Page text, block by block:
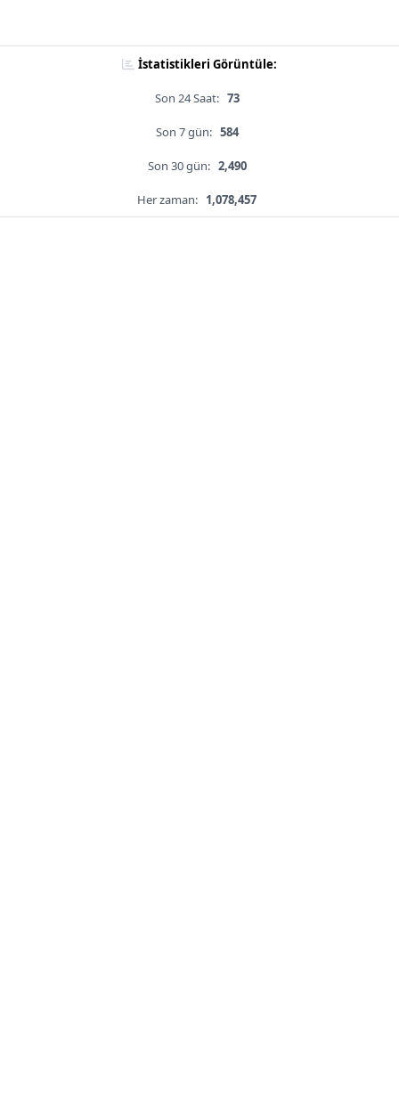
İstatistikleri Görüntüle:
Son 24 Saat: 73
Son 7 gün: 584
Son 30 gün: 2,490
Her zaman: 1,078,457